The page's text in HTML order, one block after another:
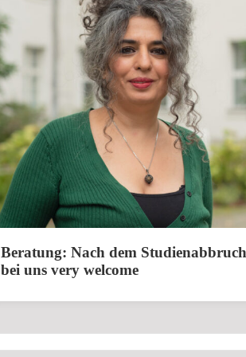
Beratung: Nach dem Studienabbruch
bei uns very welcome